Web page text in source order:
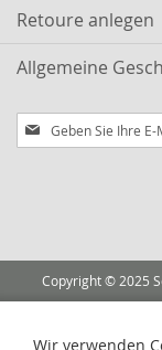
Retoure anlegen
Allgemeine
Melden
Sie
Copyright © 2025
Wir verwenden